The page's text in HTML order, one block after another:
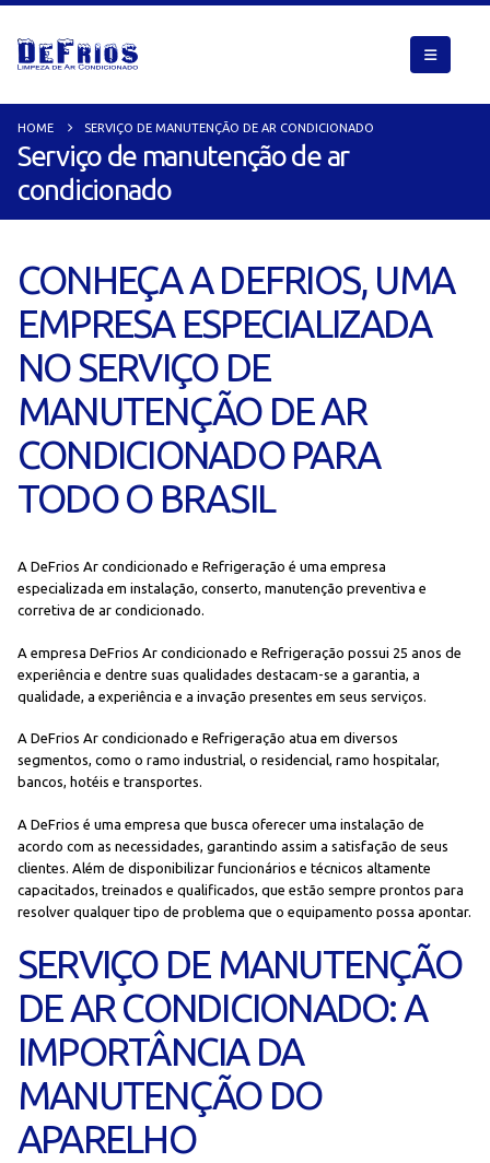
HOME SERVIÇO DE MANUTENÇÃO DE AR CONDICIONADO
Serviço de manutenção de ar
condicionado
CONHEÇA A DEFRIOS, UMA
EMPRESA ESPECIALIZADA
NO SERVIÇO DE
MANUTENÇÃO DE AR
CONDICIONADO PARA
TODO O BRASIL
A DeFrios Ar condicionado e Refrigeração é uma empresa
especializada em instalação, conserto, manutenção preventiva e
corretiva de ar condicionado.
A empresa DeFrios Ar condicionado e Refrigeração possui 25 anos de
experiência e dentre suas qualidades destacam-se a garantia, a
qualidade, a experiência e a invação presentes em seus serviços.
A DeFrios Ar condicionado e Refrigeração atua em diversos
segmentos, como o ramo industrial, o residencial, ramo hospitalar,
bancos, hotéis e transportes.
A DeFrios é uma empresa que busca oferecer uma instalação de
acordo com as necessidades, garantindo assim a satisfação de seus
clientes. Além de disponibilizar funcionários e técnicos altamente
capacitados, treinados e qualificados, que estão sempre prontos para
resolver qualquer tipo de problema que o equipamento possa apontar.
SERVIÇO DE MANUTENÇÃO
DE AR CONDICIONADO: A
IMPORTÂNCIA DA
MANUTENÇÃO DO
APARELHO